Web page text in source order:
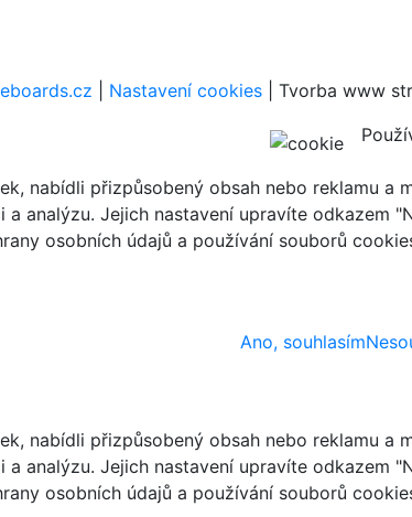
Nastavení cookies | Tvorba www
nabídli přizpůsobený obsah nebo reklamu
analýzu. Jejich nastavení upravíte odkazem
osobních údajů a používání souborů
Ano, souhlasím
nabídli přizpůsobený obsah nebo reklamu
analýzu. Jejich nastavení upravíte odkazem
osobních údajů a používání souborů